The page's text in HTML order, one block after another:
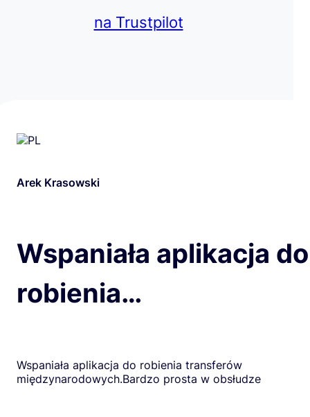
na Trustpilot
Arek Krasowski
Wspaniała aplikacja do
robienia…
Wspaniała aplikacja do robienia transferów
międzynarodowych.Bardzo prosta w obsłudze